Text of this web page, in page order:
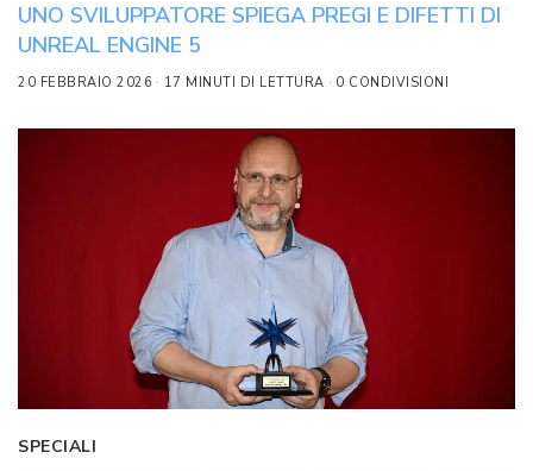
UNO SVILUPPATORE SPIEGA PREGI E DIFETTI DI
UNREAL ENGINE 5
20 FEBBRAIO 2026 17 MINUTI DI LETTURA 0 CONDIVISIONI
SPECIALI